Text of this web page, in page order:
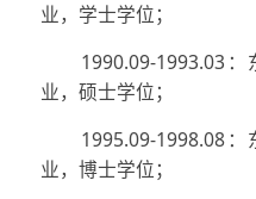
业，学士学位；
1990.09-1993.03：
业，硕士学位；
1995.09-1998.08：
业，博士学位；